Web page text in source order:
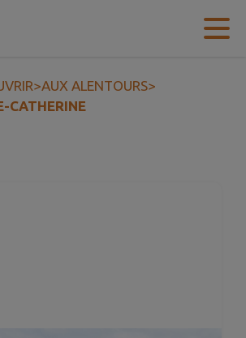
>AUX ALENTOURS>
CATHERINE